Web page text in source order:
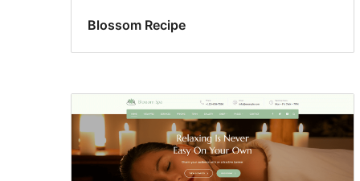
Blossom Recipe